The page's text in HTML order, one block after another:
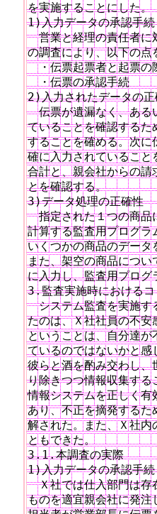
を実施することにした。
1)入力データの承認手続
営業と経理の責任者に
の調査により、以下の点
・伝票起票者と起票の
・伝票の承認手続
2)入力されたデータの正
伝票が遺漏なく、ある
ていることを確認する
することを確める。次
確に入力されているこ
合計と、親会社からの
とを確認する。　　　
3)データ処理の正確性
指定された１つの商品
計算する監査用プログ
いくつかの商品のデー
また、架空の商品につ
に入力し、監査用プロ
3.監査実施時における
システム監査を実施す
たのは、Ｘ社社員の不
ということは、自分達
ているのではないかと
彼らと酒を酌み交わし
り除きつつ情報収集す
情報システムを正しく
あり、不正を摘発する
解された。また、Ｘ社
ともできた。
3.1.本調査の実際
1)入力データの承認手続
Ｘ社では仕入部門は存
ものを適宜親会社に発